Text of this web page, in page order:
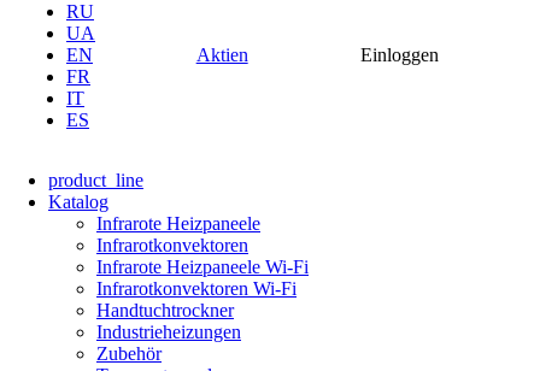
RU
UA
EN
FR
IT
ES
Aktien Einloggen
product_line
Katalog
Infrarote Heizpaneele
Infrarotkonvektoren
Infrarote Heizpaneele Wi-Fi
Infrarotkonvektoren Wi-Fi
Handtuchtrockner
Industrieheizungen
Zubehör